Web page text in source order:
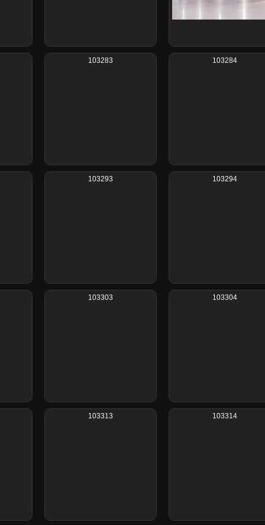
103283 103284
103293 103294
103303 103304
103313 103314